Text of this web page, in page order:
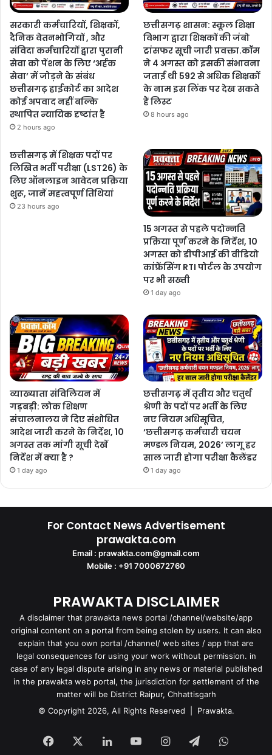
सरकारी कर्मचारियों, शिक्षकों,
दैनिक वेतनभोगियों , और
संविदा कर्मचारियों द्वारा पुरानी
सेवा को पेंशन के लिए ‘अर्हक
सेवा’ में जोड़ने के संबंध
छत्तीसगढ़ हाईकोर्ट का आदेश
कोई अपवाद नहीं बल्कि
स्थापित न्यायिक दृष्टांत है
2 hours ago
छत्तीसगढ़ शासन: स्कूल शिक्षा
विभाग द्वारा शिक्षकों की जंबो
ट्रांसफर सूची जारी प्रवक्ता.कॉम
ने 4 अगस्त को इसकी संभावना
जताई थी 592 से अधिक शिक्षकों
के नाम इस लिंक पर देख सकते
हैं लिस्ट
8 hours ago
छत्तीसगढ़ में शिक्षक पदों पर
लिखित भर्ती परीक्षा (LST26) के
लिए ऑनलाइन आवेदन प्रक्रिया
शुरू, जानें महत्वपूर्ण तिथियां
23 hours ago
15 अगस्त से पहले पदोन्नति
प्रक्रिया पूर्ण करने के निर्देश, 10
अगस्त को डीपीआई की वीडियो
कांफ्रेंसिंग RTI पोर्टल के उपयोग
पर भी सख्ती
1 day ago
​
व्याख्याता संविलियन में
गड़बड़ी: लोक शिक्षण
संचालनालय ने दिए संशोधित
आदेश जारी करने के निर्देश, 10
अगस्त तक मांगी सूची देखें
निर्देश में क्या है ?
1 day ago
छत्तीसगढ़ में तृतीय और चतुर्थ
श्रेणी के पदों पर भर्ती के लिए
नए नियम अधिसूचित,
‘छत्तीसगढ़ कर्मचारी चयन
मण्डल नियम, 2026’ लागू हर
साल जारी होगा परीक्षा कैलेंडर
1 day ago
For Contact News Advertisement
prawakta.com
Email : prawakta.com@gmail.com
Mobile : +91 7000672760
PRAWAKTA DISCLAIMER
A disclaimer that prawakta news portal /channel/website/app
original content on a portal from being stolen by users. It can also
explain that you own portal /channel/ web sites / app that are
legal consequences for using your work without permission. in
case of any legal dispute arising in any news or material published
in the prawakta web portal, the jurisdiction for settlement of the
matter will be District Raipur, Chhattisgarh
© Copyright 2026, All Rights Reserved | Prawakta.
Facebook LinkedInYouTubeInstagram
Telegram